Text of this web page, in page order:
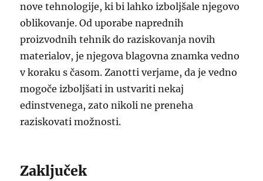
nove tehnologije, ki bi lahko izboljšale njegovo
oblikovanje. Od uporabe naprednih
proizvodnih tehnik do raziskovanja novih
materialov, je njegova blagovna znamka vedno
v koraku s časom. Zanotti verjame, da je vedno
mogoče izboljšati in ustvariti nekaj
edinstvenega, zato nikoli ne preneha
raziskovati možnosti.
Zaključek